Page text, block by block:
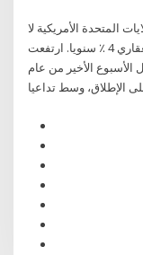
المتحدة الأمريكية لا
يمكن أن يتجاوز معدل الفائدة على الرهن العقاري 4 ٪ سنويا. ارتفعت
الأسبوع الأخير من عام